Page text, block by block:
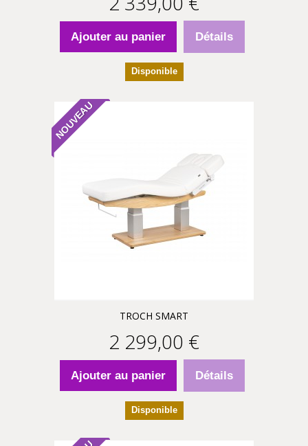
Ajouter au panier Détails
Disponible
NOUVEAU
TROCH SMART
2 299,00 €
Ajouter au panier Détails
Disponible